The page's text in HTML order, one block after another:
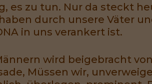
es zu tun. Nur da steckt
durch unsere Väter
in uns verankert ist.
wird beigebracht
Müssen wir,